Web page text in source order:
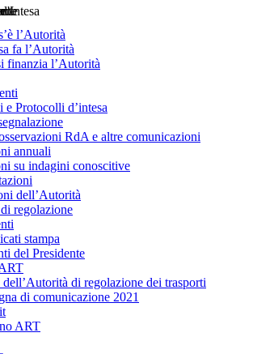
l’Autorità
fa l’Autorità
finanzia l’Autorità
e Protocolli d’intesa
RdA e altre comunicazioni
annuali
su indagini conoscitive
dell’Autorità
regolazione
stampa
del Presidente
dell’Autorità di regolazione dei trasporti
di comunicazione 2021
ART